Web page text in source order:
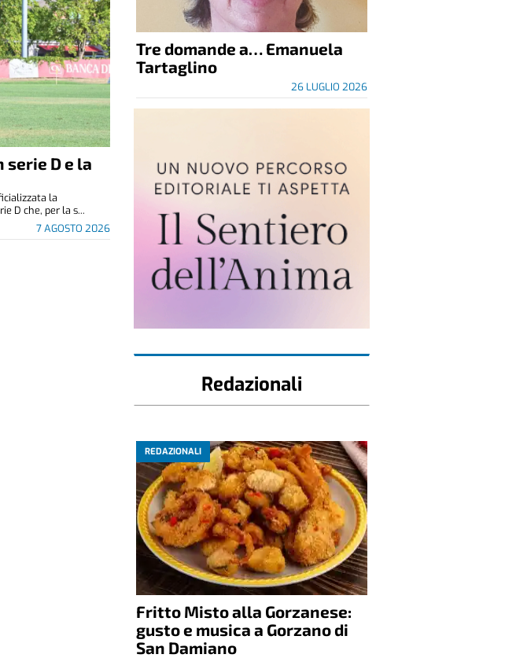
serie D e la
7 AGOSTO 2026
la
D che, per la s...
Tre domande a… Emanuela
Tartaglino
26 LUGLIO 2026
Redazionali
REDAZIONALI
Fritto Misto alla Gorzanese:
gusto e musica a Gorzano di
San Damiano